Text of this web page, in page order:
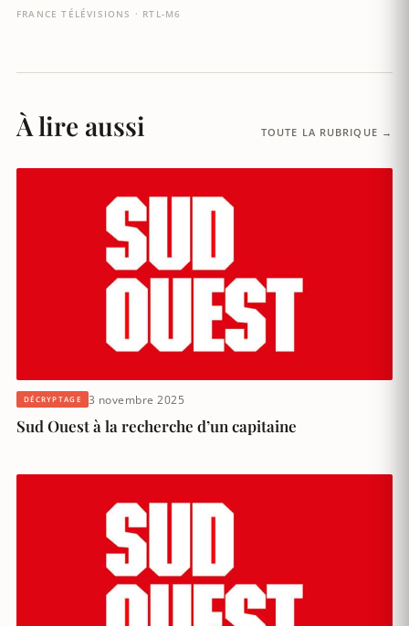
FRANCE TÉLÉVISIONS · RTL-M6
À lire aussi TOUTE LA RUBRIQUE →
DÉCRYPTAGE 3 novembre 2025
Sud Ouest à la recherche d’un capitaine